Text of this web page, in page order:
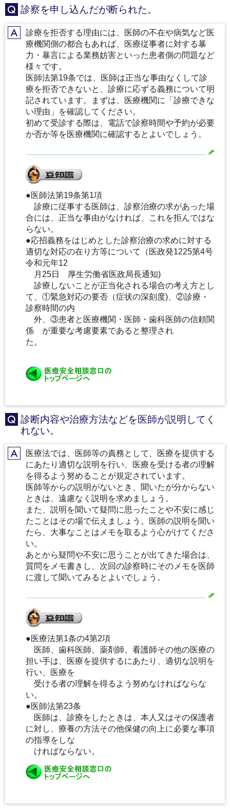
Q 診察を申し込んだが断られた。
A診療を拒否する理由には、医師の不在や病気など医
療機関側の都合もあれば、医療従事者に対する暴
力・暴言による業務妨害といった患者側の問題など
様々です。
医師法第19条では、医師は正当な事由なくして診
療を拒否できないと、診療に応ずる義務について明
記されています。まずは、医療機関に「診療できな
い理由」を確認してください。
初めて受診する際は、電話で診察時間や予約が必要
か否か等を医療機関に確認するとよいでしょう。
●医師法第19条第1項
診療に従事する医師は、診察治療の求があった場
合には、正当な事由がなければ、これを拒んではな
らない。
●応招義務をはじめとした診察治療の求めに対する
適切な対応の在り方等について（医政発1225第4号
令和元年12
月25日 厚生労働省医政局長通知)
診療しないことが正当化される場合の考え方とし
て、①緊急対応の要否（症状の深刻度)、②診療・
診察時間の内
外、③患者と医療機関・医師・歯科医師の信頼関
係 が重要な考慮要素であると整理され
た。
Q
診断内容や治療方法などを医師が説明してく
れない。
A医療法では、医師等の責務として、医療を提供する
にあたり適切な説明を行い、医療を受ける者の理解
を得るよう努めることが規定されています。
医師等からの説明がないとき、聞いたが分からない
ときは、遠慮なく説明を求めましょう。
また、説明を聞いて疑問に思ったことや不安に感じ
たことはその場で伝えましょう。医師の説明を聞い
たら、大事なことはメモを取るよう心がけてくださ
い。
あとから疑問や不安に思うことが出てきた場合は、
質問をメモ書きし、次回の診察時にそのメモを医師
に渡して聞いてみるとよいでしょう。
●医療法第1条の4第2項
医師、歯科医師、薬剤師、看護師その他の医療の
担い手は、医療を提供するにあたり、適切な説明を
行い、医療を
受ける者の理解を得るよう努めなければならな
い。
●医師法第23条
医師は、診療をしたときは、本人又はその保護者
に対し、療養の方法その他保健の向上に必要な事項
の指導をしな
ければならない。